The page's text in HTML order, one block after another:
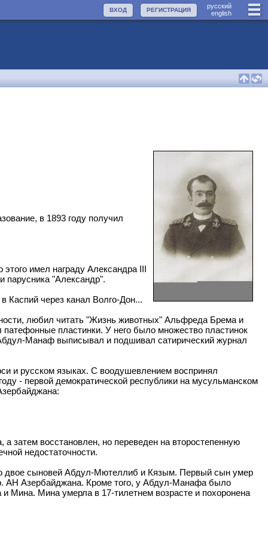
руccкий
english
РЕГИСТРАЦИЯ
ВХОД
в 1893 году получил
имел награду Александра III
парусника "Александр".
Каспий через канал Волго-Дон...
любил читать "Жизнь животных" Альфреда Брема и
пластинки. У него было множество пластинок
Манаф выписывал и подшивал сатирический журнал
и русском языках. С воодушевлением воспринял
- первой демократической республики на мусульманском
затем восстановлен, но переведен на второстепенную
недостаточности.
сыновей Абдул-Мютеллиб и Кязым. Первый сын умер
АН Азербайджана. Кроме того, у Абдул-Манафа было
Мина умерла в 17-тилетнем возрасте и похоронена